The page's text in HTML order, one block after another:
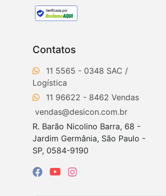
Contatos
11 5565 - 0348
11 96622 - 8462
vendas@desicon.com.br
R. Barão Nicolino Barra, 68 -
Jardim Germânia, São Paulo -
SP, 0584-9190